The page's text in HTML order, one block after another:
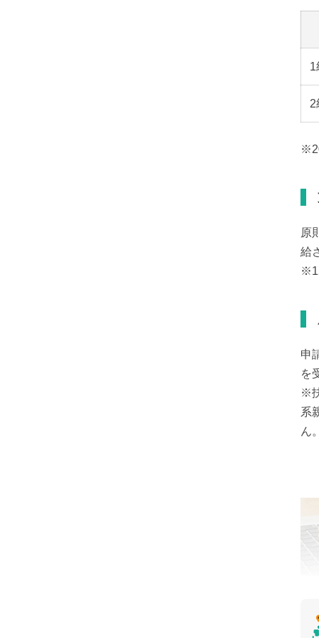
1
2
原
給
申
を
※
系
ん